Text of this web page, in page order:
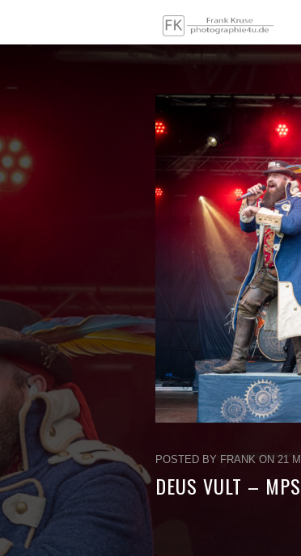
POSTED BY FRANK ON 21
DEUS VULT –